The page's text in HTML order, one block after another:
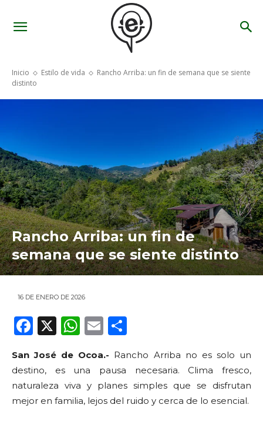
Inicio Estilo de vida
Rancho Arriba: un fin de semana que se siente
distinto
Rancho Arriba: un fin de
semana que se siente distinto
16 DE ENERO DE 2026
F
c
e
b
X
W
a
ts
A
E
ai
l
m
p
ar
San José de Ocoa.- Rancho Arriba no es solo un
destino, es una pausa necesaria. Clima fresco,
naturaleza viva y planes simples que se disfrutan
mejor en familia, lejos del ruido y cerca de lo esencial.